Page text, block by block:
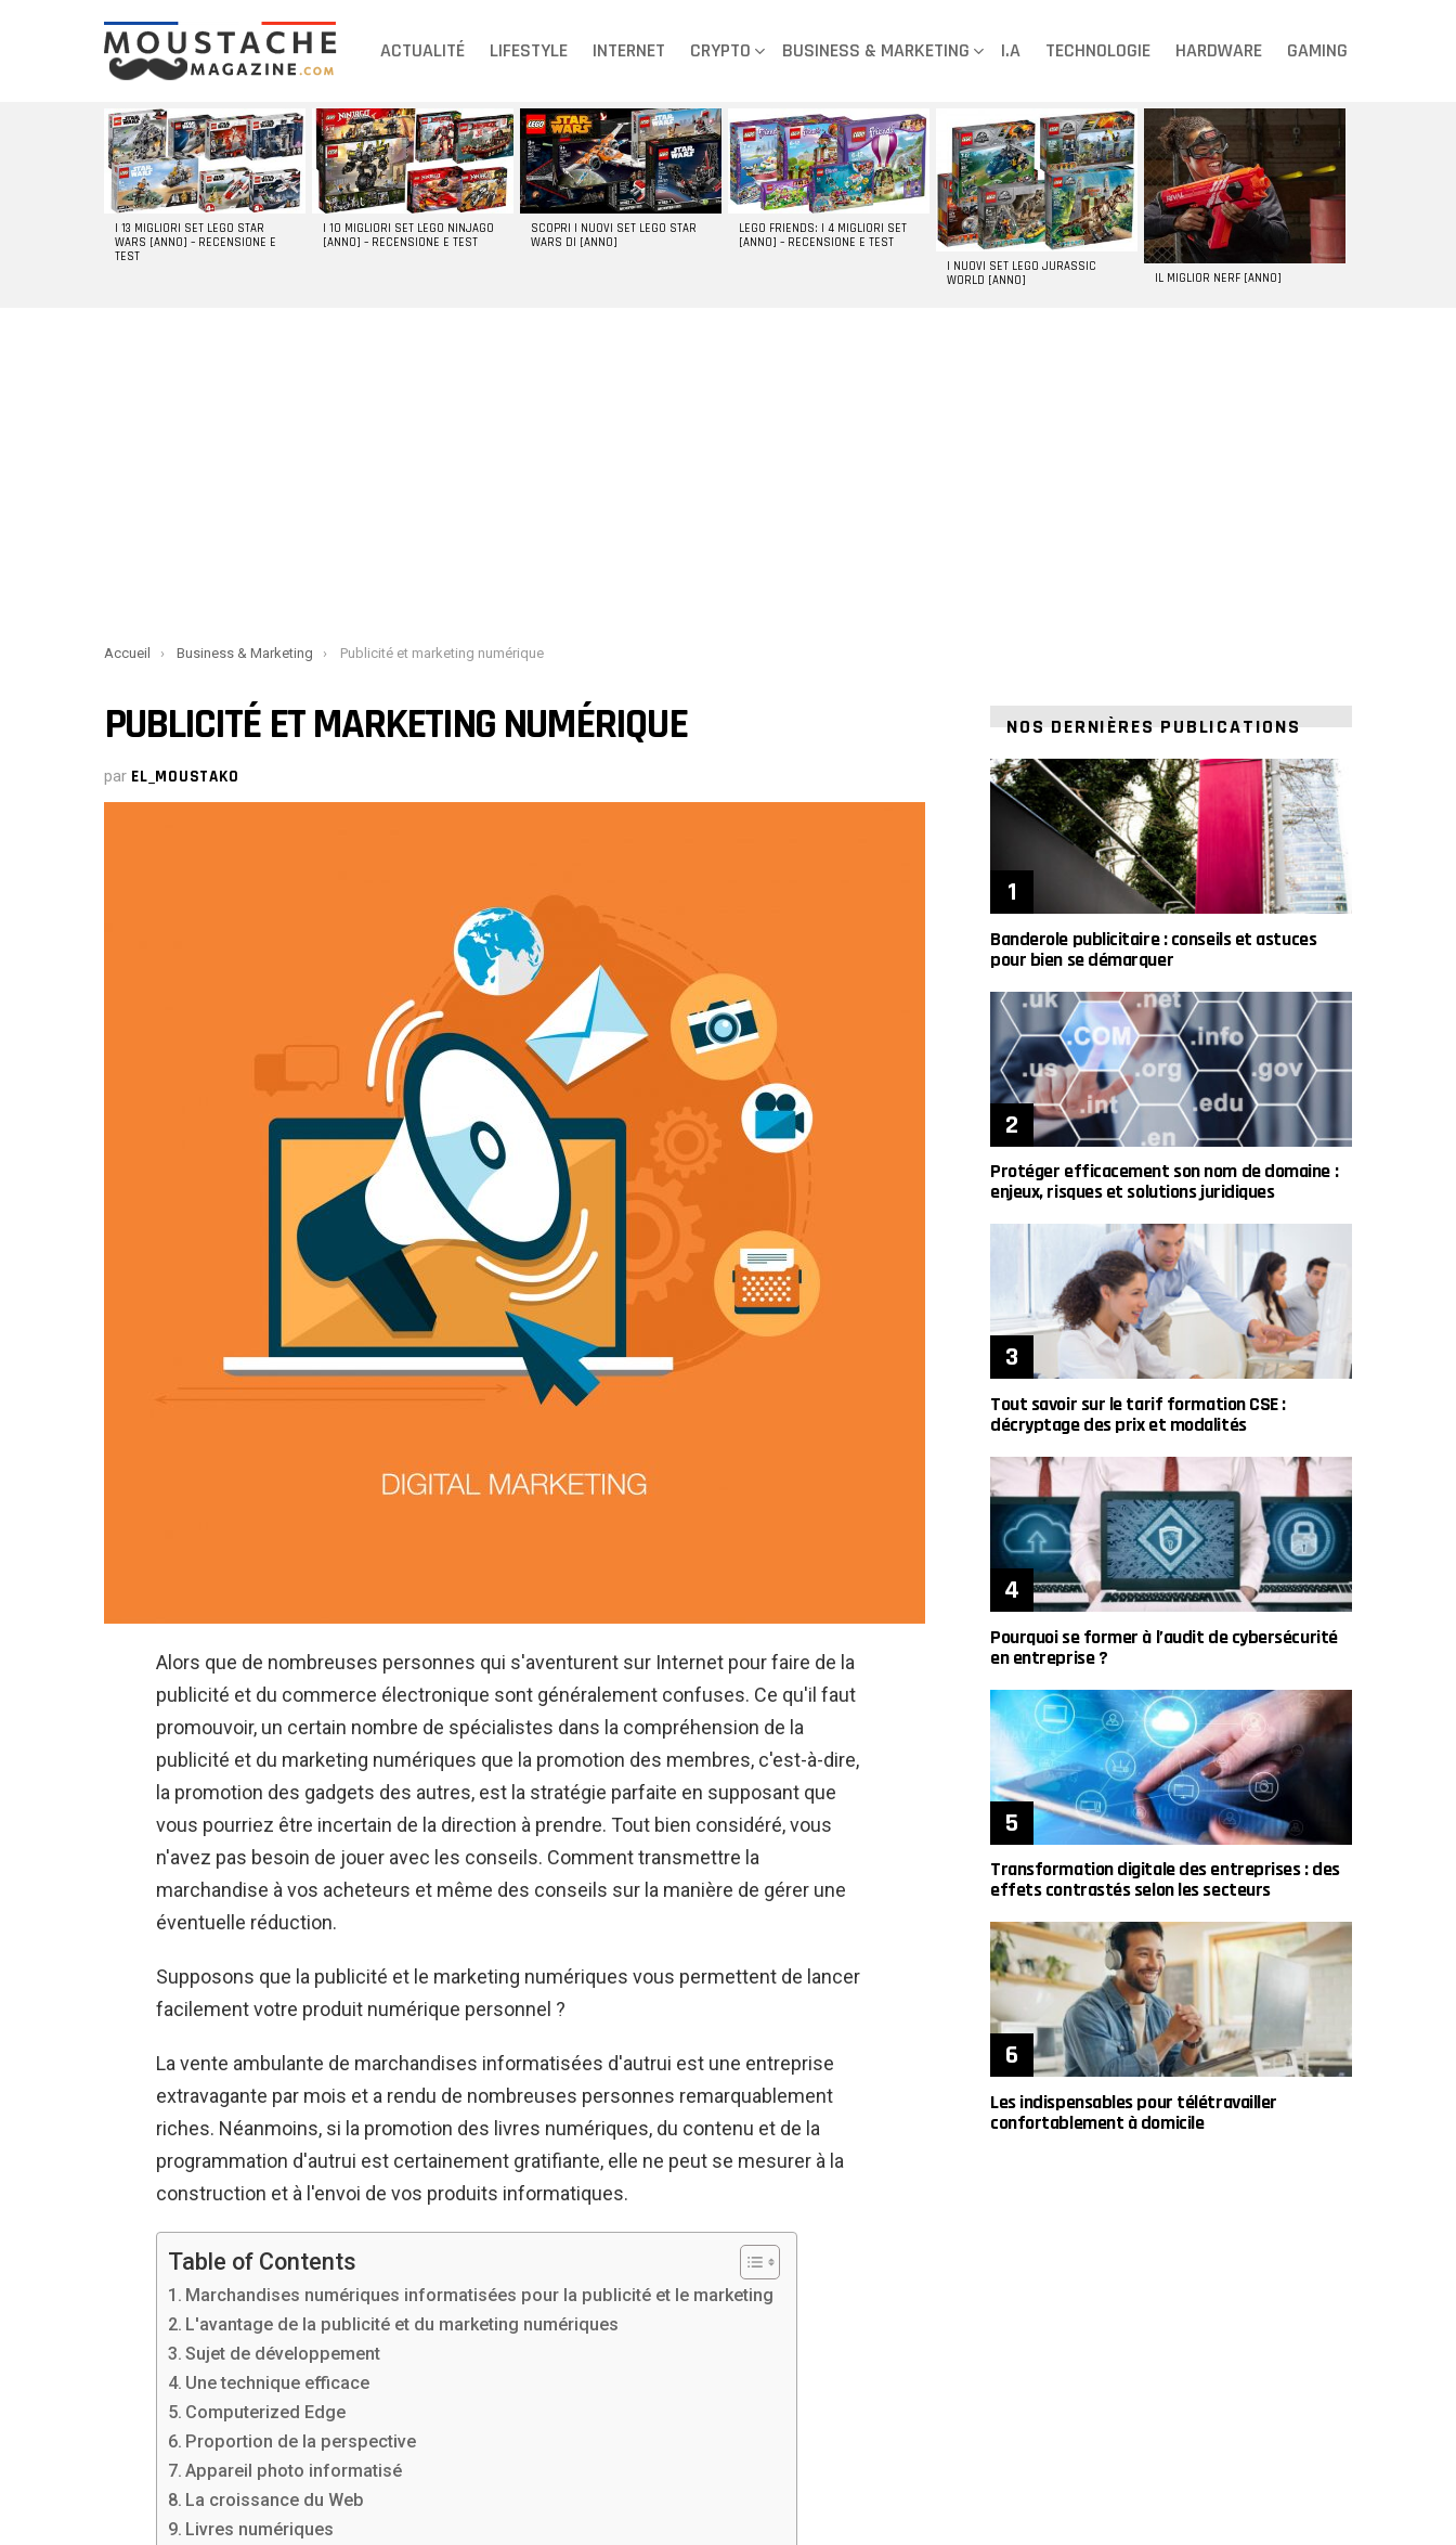
ACTUALITÉ LIFESTYLE INTERNET CRYPTO BUSINESS & MARKETING I.A TECHNOLOGIE HARDWARE GAMING
DERNIERS
ARTICLES
I 13 MIGLIORI SET LEGO STAR
WARS [ANNO] – RECENSIONE E
TEST
I 10 MIGLIORI SET LEGO NINJAGO
[ANNO] – RECENSIONE E TEST
SCOPRI I NUOVI SET LEGO STAR
WARS DI [ANNO]
LEGO FRIENDS: I 4 MIGLIORI SET
[ANNO] – RECENSIONE E TEST
I NUOVI SET LEGO JURASSIC
WORLD [ANNO]
IL MIGLIOR NERF [ANNO]
You are here:
Accueil Business & Marketing Publicité et marketing numérique
PUBLICITÉ ET MARKETING NUMÉRIQUE
par EL_MOUSTAKO
Alors que de nombreuses personnes qui s'aventurent sur Internet pour faire de la
publicité et du commerce électronique sont généralement confuses. Ce qu'il faut
promouvoir, un certain nombre de spécialistes dans la compréhension de la
publicité et du marketing numériques que la promotion des membres, c'est-à-dire,
la promotion des gadgets des autres, est la stratégie parfaite en supposant que
vous pourriez être incertain de la direction à prendre. Tout bien considéré, vous
n'avez pas besoin de jouer avec les conseils. Comment transmettre la
marchandise à vos acheteurs et même des conseils sur la manière de gérer une
éventuelle réduction.
Supposons que la publicité et le marketing numériques vous permettent de lancer
facilement votre produit numérique personnel ?
La vente ambulante de marchandises informatisées d'autrui est une entreprise
extravagante par mois et a rendu de nombreuses personnes remarquablement
riches. Néanmoins, si la promotion des livres numériques, du contenu et de la
programmation d'autrui est certainement gratifiante, elle ne peut se mesurer à la
construction et à l'envoi de vos produits informatiques.
Table of Contents
Marchandises numériques informatisées pour la publicité et le marketing
L'avantage de la publicité et du marketing numériques
Sujet de développement
Une technique efficace
Computerized Edge
Proportion de la perspective
Appareil photo informatisé
La croissance du Web
Livres numériques
NOS DERNIÈRES PUBLICATIONS
Banderole publicitaire : conseils et astuces
pour bien se démarquer
Protéger efficacement son nom de domaine :
enjeux, risques et solutions juridiques
Tout savoir sur le tarif formation CSE :
décryptage des prix et modalités
Pourquoi se former à l’audit de cybersécurité
en entreprise ?
Transformation digitale des entreprises : des
effets contrastés selon les secteurs
Les indispensables pour télétravailler
confortablement à domicile